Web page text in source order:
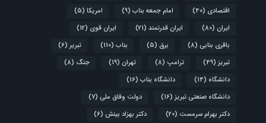
اقتصادی (40) امام جمعه بناب (9) امریکا (5)
ایران (80) ایران قدرتمند (21) ایران قوی (12)
باقری بنابی (8) برق (5) بناب (110) تبریر(6)
تبریز(49) ترامپ (8) تهران (19) جنگ (8)
دانشگاه (14) دانشگاه بناب (16)
دانشگاه صنعتی تبریز(16) دولت وفاق ملی (7)
دکتر بهرام سرمست (20) دکتر بهزاد بینش (6)